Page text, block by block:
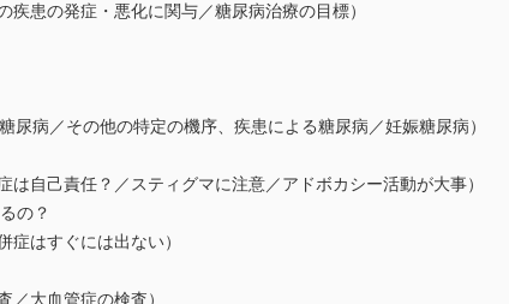
疾患の発症・悪化に関与／糖尿病治療の目標）
尿病／その他の特定の機序、疾患による糖尿病／妊娠糖尿病）
は自己責任？／スティグマに注意／アドボカシー活動が大事）
の？
症はすぐには出ない）
／大血管症の検査）